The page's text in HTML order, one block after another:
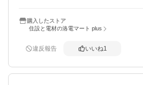
購入したストア
住設と電材の洛電マート plus
違反報告 いいね1